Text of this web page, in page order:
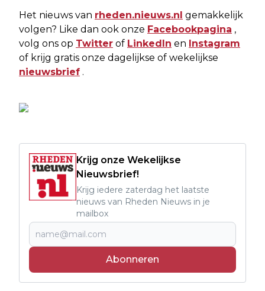
Het nieuws van rheden.nieuws.nl gemakkelijk
volgen? Like dan ook onze Facebookpagina ,
volg ons op Twitter of LinkedIn en Instagram
of krijg gratis onze dagelijkse of wekelijkse
nieuwsbrief .
Krijg onze Wekelijkse
Nieuwsbrief!
Krijg iedere zaterdag het laatste
nieuws van Rheden Nieuws in je
mailbox
Abonneren